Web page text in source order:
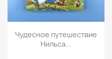
Просмотр
Чудесное путешествие
Нильса...